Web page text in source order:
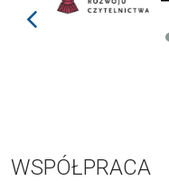
prev
WSPÓŁPRACA